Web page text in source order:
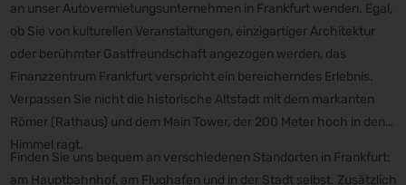
an unser Autovermietungsunternehmen in Frankfurt wenden. Egal,
ob Sie von kulturellen Veranstaltungen, einzigartiger Architektur
oder berühmter Gastfreundschaft angezogen werden, das
Finanzzentrum Frankfurt verspricht ein bereicherndes Erlebnis.
Verpassen Sie nicht die historische Altstadt mit dem markanten
Römer (Rathaus) und dem Main Tower, der 200 Meter hoch in den
Himmel ragt.
Finden Sie uns bequem an verschiedenen Standorten in Frankfurt:
am Hauptbahnhof, am Flughafen und in der Stadt selbst. Zusätzlich